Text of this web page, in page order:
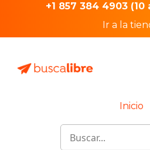
+1 857 384 4903 (10
Ir a la
Inicio